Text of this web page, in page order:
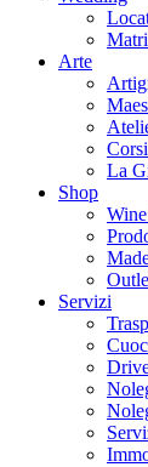
Arte
La
Shop
Servizi